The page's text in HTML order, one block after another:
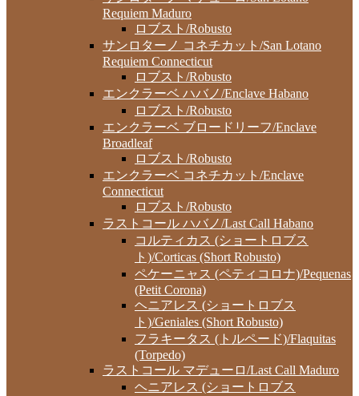
Requiem Maduro
ロブスト/Robusto
サンロターノ コネチカット/San Lotano
Requiem Connecticut
ロブスト/Robusto
エンクラーベ ハバノ/Enclave Habano
ロブスト/Robusto
エンクラーベ ブロードリーフ/Enclave
Broadleaf
ロブスト/Robusto
エンクラーベ コネチカット/Enclave
Connecticut
ロブスト/Robusto
ラストコール ハバノ/Last Call Habano
コルティカス (ショートロブス
ト)/Corticas (Short Robusto)
ペケーニャス (ペティコロナ)/Pequenas
(Petit Corona)
ヘニアレス (ショートロブス
ト)/Geniales (Short Robusto)
フラキータス (トルペード)/Flaquitas
(Torpedo)
ラストコール マデューロ/Last Call Maduro
ヘニアレス (ショートロブス